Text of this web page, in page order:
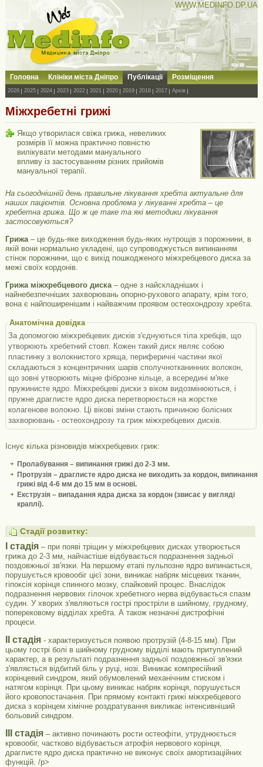
WWW.MEDINFO.DP.UA
Головна Клініки міста Дніпро Публікації Розміщення
2026 2025 2024 2023 2022 2021 2020 2019 2018 2017 Архів
Міжхребетні грижі
Якщо утворилася свіжа грижа, невеликих
розмірів її можна практично повністю
вилікувати методами мануального
впливу із застосуванням різних прийомів
мануальної терапії.
На сьогоднішній день правильне лікування хребта актуальне для
наших пацієнтів. Основна проблема у лікуванні хребта – це
хребетна грижа. Що ж це таке та які методики лікування
застосовуються?
Грижа– це будь-яке виходження будь-яких нутрощів з порожнини, в
якій вони нормально укладені, що супроводжується випинанням
стінок порожнини, що є вихід пошкодженого міжхребцевого диска за
межі своїх кордонів.
Грижа міжхребцевого диска– одне з найскладніших і
найнебезпечніших захворювань опорно-рухового апарату, крім того,
вона є найпоширенішим і найважчим проявом остеохондрозу хребта.
Анатомічна довідка
За допомогою міжхребцевих дисків з'єднуються тіла хребців, що
утворюють хребетний стовп. Кожен такий диск являє собою
пластинку з волокнистого хряща, периферичні частини якої
складаються з концентричних шарів сполучнотканинних волокон,
що зовні утворюють міцне фіброзне кільце, а всередині м'яке
пружинисте ядро. Міжхребцеві диски з віком видозмінюються, і
пружне драглисте ядро ​​диска перетворюється на жорстке
колагенове волокно. Ці вікові зміни стають причиною болісних
захворювань - остеохондрозу та гриж міжхребцевих дисків.
Існує кілька різновидів міжхребцевих гриж:
Пролабування – випинання грижі до 2-3 мм.
Протрузія – драглисте ядро ​​диска не виходить за кордон, випинання
грижі від 4-6 мм до 15 мм в основі.
Екструзія – випадання ядра диска за кордон (звисає у вигляді
краплі).
Стадії розвитку:
I стадія– при появі тріщин у міжхребцевих дисках утворюється
грижа до 2-3 мм, найчастіше відбувається подразнення задньої
поздовжньої зв'язки. На першому етапі пульпозне ядро ​​випинається,
порушується кровообіг цієї зони, виникає набряк місцевих тканин,
гіпоксія корінця спинного мозку, спайковий процес. Внаслідок
подразнення нервових гілочок хребетного нерва відбувається спазм
судин. У хворих з'являються гострі простріли в шийному, грудному,
поперековому відділах хребта. А також незначні дистрофічні
процеси.
II стадія- характеризується появою протрузій (4-8-15 мм). При
цьому гострі болі в шийному грудному відділі мають притуплений
характер, а в результаті подразнення задньої поздовжньої зв'язки
з'являється відбитий біль у руці, нозі. Виникає компресійний
корінцевий синдром, який обумовлений механічним стиском і
натягом корінця. При цьому виникає набряк корінця, порушується
його кровопостачання. При прямому контакті грижі міжхребцевого
диска з корінцем хімічне роздратування викликає інтенсивніший
больовий синдром.
III стадія– активно починають рости остеофіти, утруднюється
кровообіг, частково відбувається атрофія нервового корінця,
драглисте ядро ​​диска практично не виконує своїх амортизаційних
функцій. /p>